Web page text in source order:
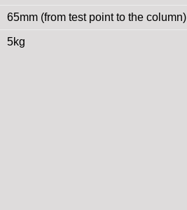
65mm (from test point to the column)
5kg